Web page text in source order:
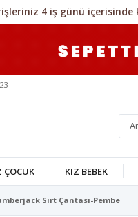
ÇOCUK KIZ BEBEK
Sırt Çantası-Pembe